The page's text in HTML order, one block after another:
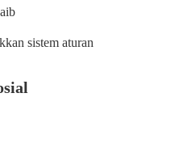
sistem aturan